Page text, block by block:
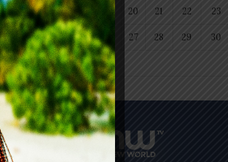
17 18 20 21 22 23
24 25 26 27 28 29 30
31
« Juil